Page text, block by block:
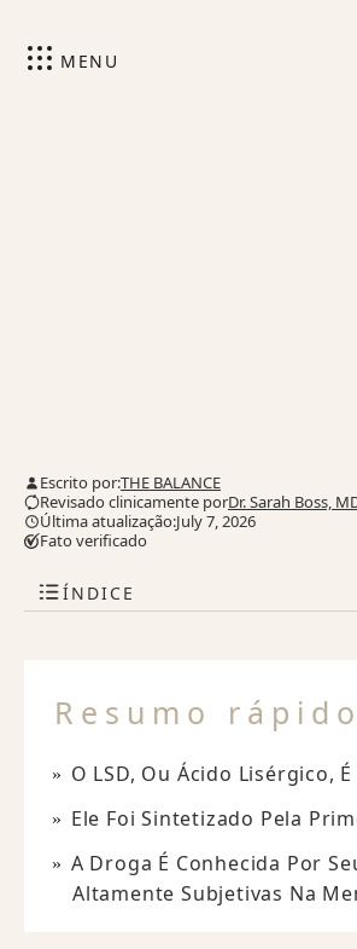
MENU
Escrito por:THE BALANCE
Revisado clinicamente porDr. Sarah Boss,
Última atualização:July 7, 2026
Fato verificado
ÍNDICE
Resumo rápido
O LSD, Ou Ácido Lisérgico,
Ele Foi Sintetizado Pela
A Droga É Conhecida Por
Altamente Subjetivas Na